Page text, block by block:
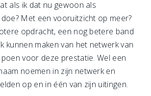
als ik dat nu gewoon als
Met een vooruitzicht op meer?
opdracht, een nog betere band
kunnen maken van het netwerk van
poen voor deze prestatie. Wel een
noemen in zijn netwerk en
op en in één van zijn uitingen.